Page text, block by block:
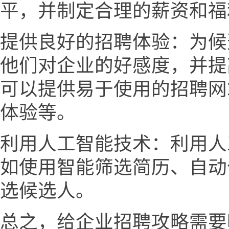
平，并制定合理的薪资和
提供良好的招聘体验：为
他们对企业的好感度，并
可以提供易于使用的招聘
体验等。
利用人工智能技术：利用
如使用智能筛选简历、自
选候选人。
总之，给企业招聘攻略需